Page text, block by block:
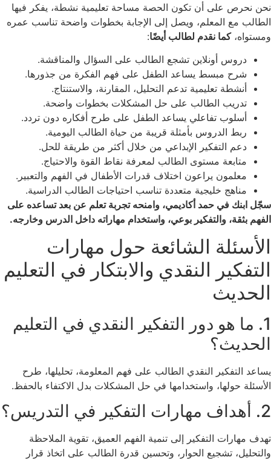
نحن نحرص على أن تكون الحصة مساحة تعليمية نشطة، يفكر فيها
الطالب مع المعلم، ويصل إلى الإجابة بخطوات واضحة تناسب عمره
ومستواه،كما نقدم لطالب أيضًا:
دروس أونلاين تشجع الطالب على السؤال والمناقشة.
شرح مبسط يساعد الطفل على فهم الفكرة من جذورها.
أنشطة تعليمية تدعم التحليل، المقارنة، والاستنتاج.
تدريب الطالب على حل المشكلات بخطوات واضحة.
أسلوب تفاعلي يساعد الطفل على طرح أفكاره دون تردد.
ربط الدروس بأمثلة قريبة من حياة الطالب اليومية.
دعم التفكير الإبداعي من خلال أكثر من طريقة للحل.
متابعة مستوى الطالب لمعرفة نقاط القوة والاحتياج.
معلمون يراعون اختلاف قدرات الأطفال في الفهم والتعبير.
مناهج خليجية متعددة تناسب احتياجات الطالب الدراسية.
سجّل ابنك في حمد أكاديمي، وامنحه تجربة تعلم عن بعد تساعده على
الفهم بثقة، والتفكير بوعي، واستخدام مهاراته داخل الدرس وخارجه.
الأسئلة الشائعة حول مهارات
التفكير النقدي والابتكار في التعليم
الحديث
1. ما هو دور التفكير النقدي في التعليم
الحديث؟
يساعد التفكير النقدي الطالب على فهم المعلومة، تحليلها، طرح
الأسئلة حولها، واستخدامها في حل المشكلات بدل الاكتفاء بالحفظ.
2. أهداف مهارات التفكير في التدريس؟
تهدف مهارات التفكير إلى تنمية الفهم العميق، تقوية الملاحظة
والتحليل، تشجيع الحوار، وتحسين قدرة الطالب على اتخاذ قرار